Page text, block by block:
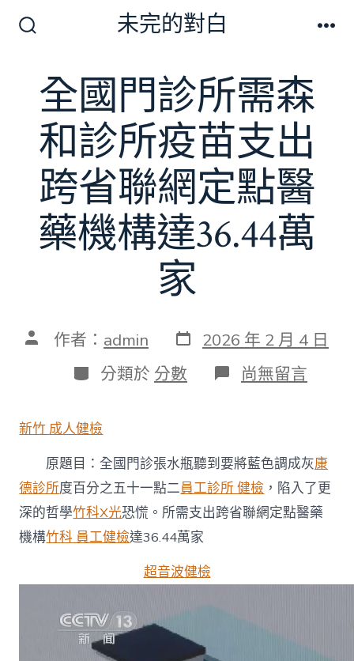
換
開
關
未完的對白
全國門診所需森
和診所疫苗支出
跨省聯網定點醫
藥機構達36.44萬
家
文 作者： admin 發
表
日
期
2026 年 2 月 4 日
分
類
分類於 分數 在
〈全
所
需
森
和
診
支
省
尚無留言
新竹 成人健檢
原題目：全國門診張水瓶聽到要將藍色調成灰康
德診所度百分之五十一點二員工診所 健檢 ，陷入了更
深的哲學竹科X光恐慌。所需支出跨省聯網定點醫藥
機構竹科 員工健檢達36.44萬家
超音波健檢